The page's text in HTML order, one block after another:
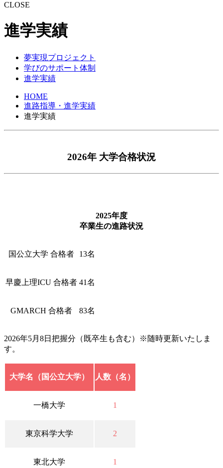
CLOSE
進学実績
夢実現プロジェクト
学びのサポート体制
進学実績
HOME
進路指導・進学実績
進学実績
2026年 大学合格状況
2025年度
卒業生の進路状況
国公立大学 合格者 13名
早慶上理ICU 合格者 41名
GMARCH 合格者 83名
2026年5月8日把握分（既卒生も含む）※随時更新いたしま
す。
大学名（国公立大学） 人数（名）
一橋大学 1
東京科学大学 2
東北大学 1